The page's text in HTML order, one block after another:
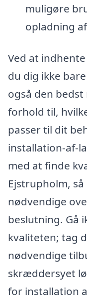
muligøre
opladning
Ved at
du dig ikke
også den
forhold til,
passer til dit
installation-af-
med at finde
Ejstrupholm,
nødvendige
beslutning. Gå
kvaliteten; tag
nødvendige
skræddersyet
for installation